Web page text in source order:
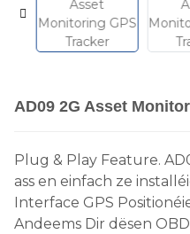
AD09 2G Asset
Plug & Play Feature.
ass en einfach ze
Interface GPS
Andeems Dir dësen